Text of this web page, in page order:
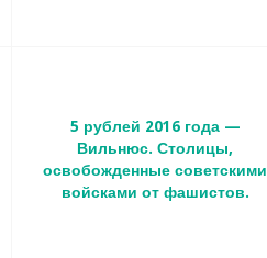
5 рублей 2016 года —
Вильнюс. Столицы,
освобожденные советскими
войсками от фашистов.